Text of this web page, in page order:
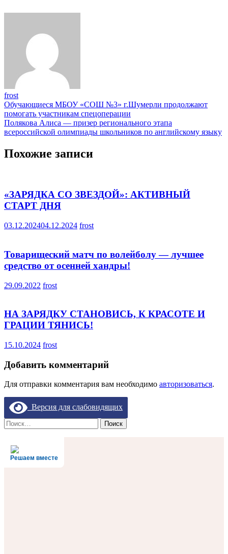
frost
Навигация
по
записям
Обучающиеся МБОУ «СОШ №3» г.Шумерли продолжают
помогать участникам спецоперации
Полякова Алиса — призер регионального этапа
всероссийской олимпиады школьников по английскому языку
Похожие записи
«ЗАРЯДКА СО ЗВЕЗДОЙ»: АКТИВНЫЙ
СТАРТ ДНЯ
03.12.202404.12.2024 frost
Товарищеский матч по волейболу — лучшее
средство от осенней хандры!
29.09.2022 frost
НА ЗАРЯДКУ СТАНОВИСЬ, К КРАСОТЕ И
ГРАЦИИ ТЯНИСЬ!
15.10.2024 frost
Добавить комментарий
Для отправки комментария вам необходимо авторизоваться.
Версия для слабовидящих
Найти:
Решаем вместе